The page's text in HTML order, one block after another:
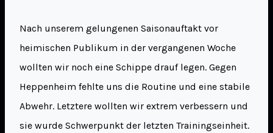
Nach unserem gelungenen Saisonauftakt vor
heimischen Publikum in der vergangenen Woche
wollten wir noch eine Schippe drauf legen. Gegen
Heppenheim fehlte uns die Routine und eine stabile
Abwehr. Letztere wollten wir extrem verbessern und
sie wurde Schwerpunkt der letzten Trainingseinheit.